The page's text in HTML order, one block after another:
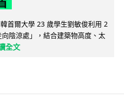
首爾大學 23 歲學生劉敏俊利用 2
陰涼處」，結合建築物高度、太
全文